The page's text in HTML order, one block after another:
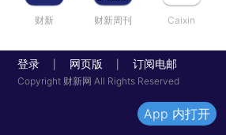
财新 财新周刊 Caixin
登录 网页版 订阅电邮
Copyright 财新网 All Rights Reserved
App 内打开